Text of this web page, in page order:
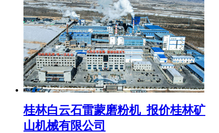
桂林白云石雷蒙磨粉机_报价桂林矿
山机械有限公司